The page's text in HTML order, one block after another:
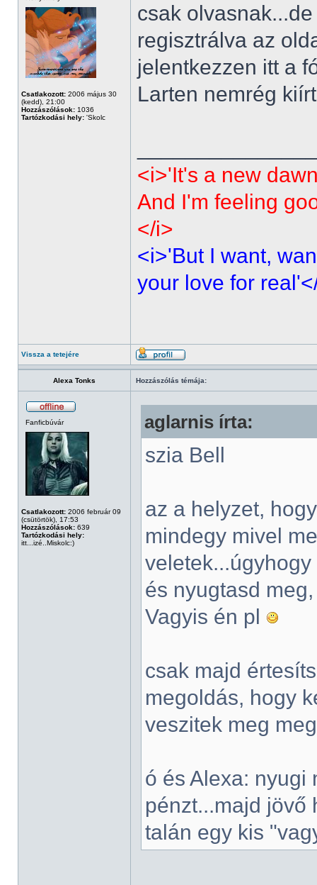
Csatlakozott: 2006 május 30
(kedd), 21:00
Hozzászólások: 1036
Tartózkodási hely: 'Skolc
csak
regisztrálva az
jelentkezzen itt a
Larten nemrég
<i>'It's a new
And I'm feeling
</i>
<i>'But I want,
your love for
Vissza a tetejére
Alexa Tonks Hozzászólás témája:
Fanficbúvár
Csatlakozott: 2006 február 09
(csütörtök), 17:53
Hozzászólások: 639
Tartózkodási hely:
itt...izé..Miskolc:)
aglarnis írta:
szia Bell
az a helyzet,
mindegy mivel
és nyugtasd
Vagyis én pl
csak majd
megoldás, hogy
veszitek meg
ó és Alexa: nyugi
pénzt...majd
talán egy kis